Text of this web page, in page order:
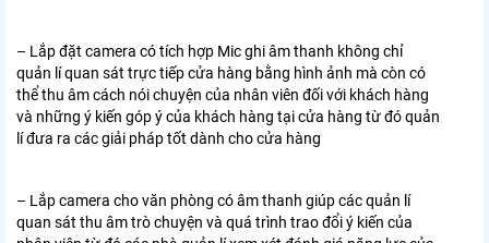
– Lắp đặt camera có tích hợp Mic ghi âm thanh không chỉ
quản lí quan sát trực tiếp cửa hàng bằng hình ảnh mà còn có
thể thu âm cách nói chuyện của nhân viên đối với khách hàng
và những ý kiến góp ý của khách hàng tại cửa hàng từ đó quản
lí đưa ra các giải pháp tốt dành cho cửa hàng
– Lắp camera cho văn phòng có âm thanh giúp các quản lí
quan sát thu âm trò chuyện và quá trình trao đổi ý kiến của